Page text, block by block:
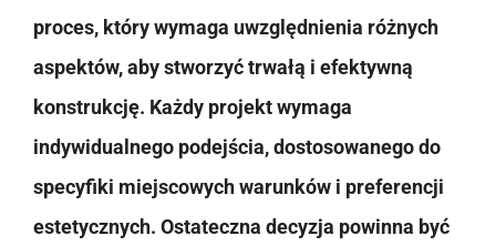
proces, który wymaga uwzględnienia różnych
aspektów, aby stworzyć trwałą i efektywną
konstrukcję. Każdy projekt wymaga
indywidualnego podejścia, dostosowanego do
specyfiki miejscowych warunków i preferencji
estetycznych. Ostateczna decyzja powinna być